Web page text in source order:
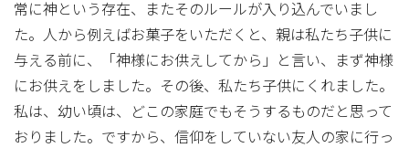
常に神という存在、またそのルールが入り込んでいまし
た。人から例えばお菓子をいただくと、親は私たち子供に
与える前に、「神様にお供えしてから」と言い、まず神様
にお供えをしました。その後、私たち子供にくれました。
私は、幼い頃は、どこの家庭でもそうするものだと思って
おりました。ですから、信仰をしていない友人の家に行っ